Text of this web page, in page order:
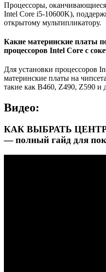
Процессоры,
Intel Core i5-10600K),
открытому мультипликатору.
Какие материнские платы
процессоров Intel Core с
Для установки процессоров
материнские платы на
такие как B460, Z490, Z590 и
Видео:
КАК ВЫБРАТЬ
— полный гайд для